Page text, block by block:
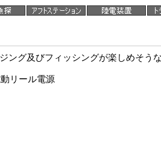
ング及びフィッシングが楽しめそう
リール電源